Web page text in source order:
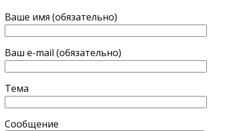
Ваше имя (обязательно)
Ваш e-mail (обязательно)
Тема
Сообщение